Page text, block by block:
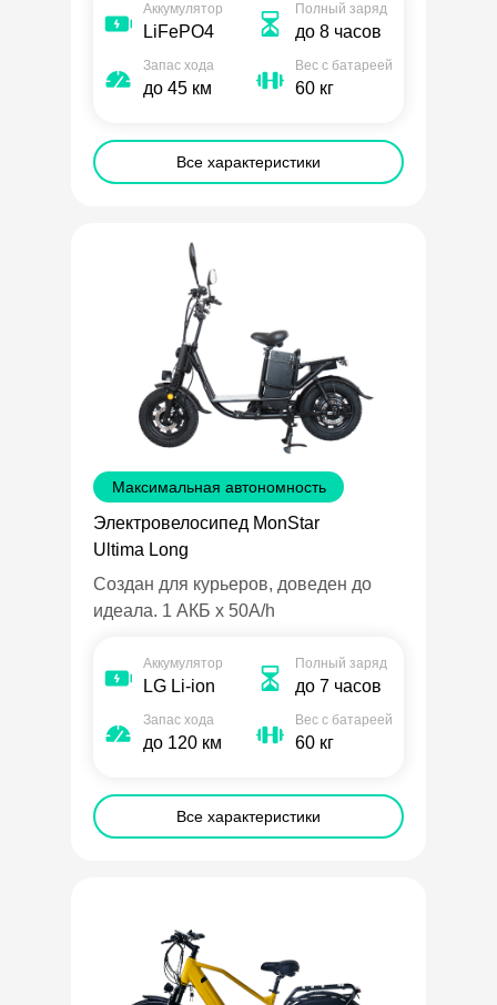
Запас хода
до 45 км
Вес с батареей
60 кг
Полный заряд
до 8 часов
Аккумулятор
LiFePO4
Все характеристики
Максимальная автономность
Электровелосипед MonStar
Ultima Long
Создан для курьеров, доведен до
идеала. 1 АКБ х 50A/h
Запас хода
до 120 км
Вес с батареей
60 кг
Полный заряд
до 7 часов
Аккумулятор
LG Li-ion
Все характеристики